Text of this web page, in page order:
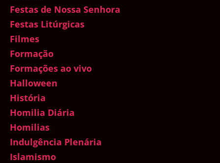
Festas de Nossa Senhora
Festas Litúrgicas
Filmes
Formação
Formações ao vivo
Halloween
História
Homilia Diária
Homilias
Indulgência Plenária
Islamismo